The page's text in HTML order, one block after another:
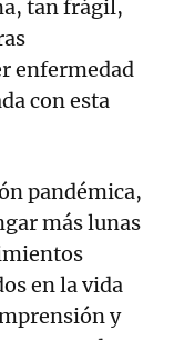
tan frágil,
enfermedad
con esta
pandémica,
más lunas
en la vida
y